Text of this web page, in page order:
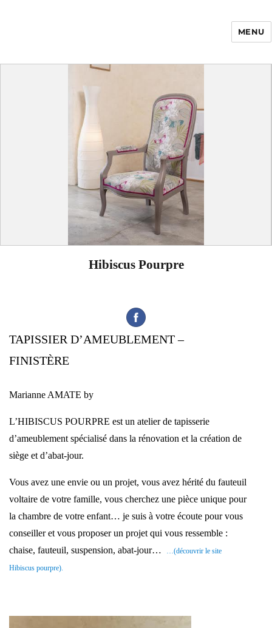
Enfance Made in
MENU
Hibiscus Pourpre
TAPISSIER D’AMEUBLEMENT –
FINISTÈRE
Marianne AMATE by
L’HIBISCUS POURPRE est un atelier de tapisserie
d’ameublement spécialisé dans la rénovation et la création de
siège et d’abat-jour.
Vous avez une envie ou un projet, vous avez hérité du fauteuil
voltaire de votre famille, vous cherchez une pièce unique pour
la chambre de votre enfant… je suis à votre écoute pour vous
conseiller et vous proposer un projet qui vous ressemble :
chaise, fauteuil, suspension, abat-jour…
…(découvrir le site
Hibiscus pourpre).